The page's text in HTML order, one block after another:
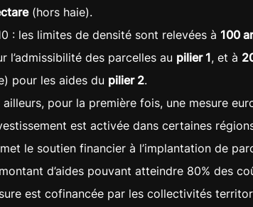
(hors haie).
: les limites de densité sont relevées à 100
l’admissibilité des parcelles au pilier 1, et à
pour les aides du pilier 2.
ailleurs, pour la première fois, une mesure
est activée dans certaines
le soutien financier à l’implantation de
d’aides pouvant atteindre 80% des
est cofinancée par les collectivités